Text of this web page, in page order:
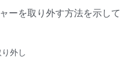
ーを取り外す方法を示して
外し